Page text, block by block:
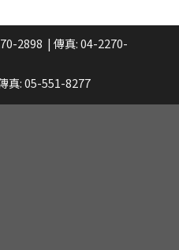
2898 | 傳真: 04-2270-
真: 05-551-8277